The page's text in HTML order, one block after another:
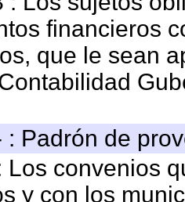
financieros
que le sean
: Padrón de
Los convenios
y con los